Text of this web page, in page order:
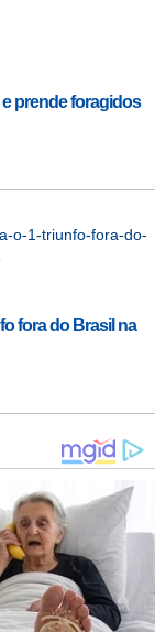
prende foragidos
fora do Brasil na